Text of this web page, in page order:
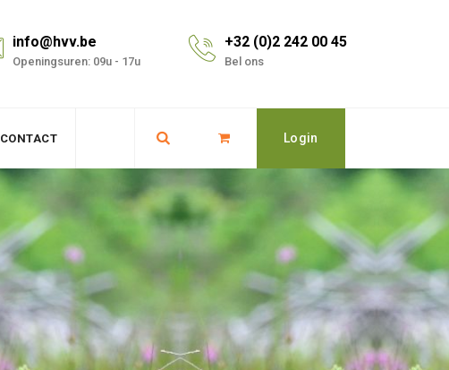
info@hvv.be
Openingsuren: 09u - 17u
+32 (0)2 242 00 45
Bel ons
CONTACT Login